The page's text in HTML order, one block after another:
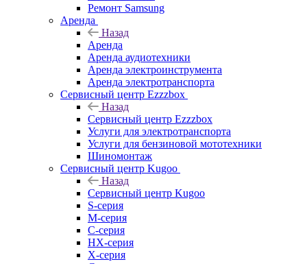
Ремонт Samsung
Аренда
Назад
Аренда
Аренда аудиотехники
Аренда электроинструмента
Аренда электротранспорта
Сервисный центр Ezzzbox
Назад
Сервисный центр Ezzzbox
Услуги для электротранспорта
Услуги для бензиновой мототехники
Шиномонтаж
Сервисный центр Kugoo
Назад
Сервисный центр Kugoo
S-cерия
M-серия
С-серия
HX-серия
X-серия